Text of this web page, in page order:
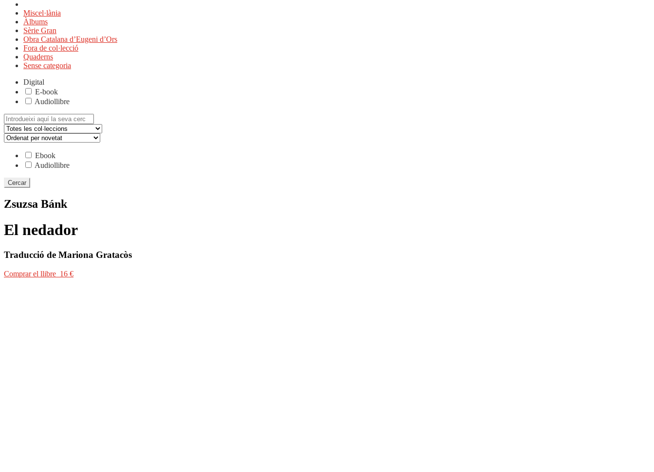
Miscel·lània
Àlbums
Sèrie Gran
Obra Catalana d’Eugeni d’Ors
Fora de col·lecció
Quaderns
Sense categoria
Digital
E-book
Audiollibre
Cerca:
Ebook
Audiollibre
Zsuzsa Bánk
El nedador
Traducció de Mariona Gratacòs
Comprar el llibre 16 €